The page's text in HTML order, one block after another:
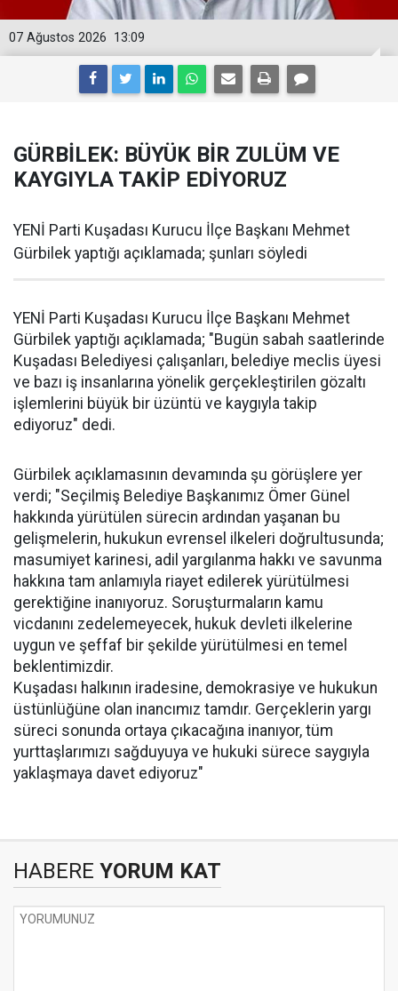
13:09
07 Ağustos 2026
GÜRBİLEK: BÜYÜK BİR ZULÜM VE
KAYGIYLA TAKİP EDİYORUZ
YENİ Parti Kuşadası Kurucu İlçe Başkanı Mehmet
Gürbilek yaptığı açıklamada; şunları söyledi
YENİ Parti Kuşadası Kurucu İlçe Başkanı Mehmet
Gürbilek yaptığı açıklamada; "Bugün sabah saatlerinde
Kuşadası Belediyesi çalışanları, belediye meclis üyesi
ve bazı iş insanlarına yönelik gerçekleştirilen gözaltı
işlemlerini büyük bir üzüntü ve kaygıyla takip
ediyoruz" dedi.
Gürbilek açıklamasının devamında şu görüşlere yer
verdi; "Seçilmiş Belediye Başkanımız Ömer Günel
hakkında yürütülen sürecin ardından yaşanan bu
gelişmelerin, hukukun evrensel ilkeleri doğrultusunda;
masumiyet karinesi, adil yargılanma hakkı ve savunma
hakkına tam anlamıyla riayet edilerek yürütülmesi
gerektiğine inanıyoruz. Soruşturmaların kamu
vicdanını zedelemeyecek, hukuk devleti ilkelerine
uygun ve şeffaf bir şekilde yürütülmesi en temel
beklentimizdir.
Kuşadası halkının iradesine, demokrasiye ve hukukun
üstünlüğüne olan inancımız tamdır. Gerçeklerin yargı
süreci sonunda ortaya çıkacağına inanıyor, tüm
yurttaşlarımızı sağduyuya ve hukuki sürece saygıyla
yaklaşmaya davet ediyoruz"
HABERE YORUM KAT